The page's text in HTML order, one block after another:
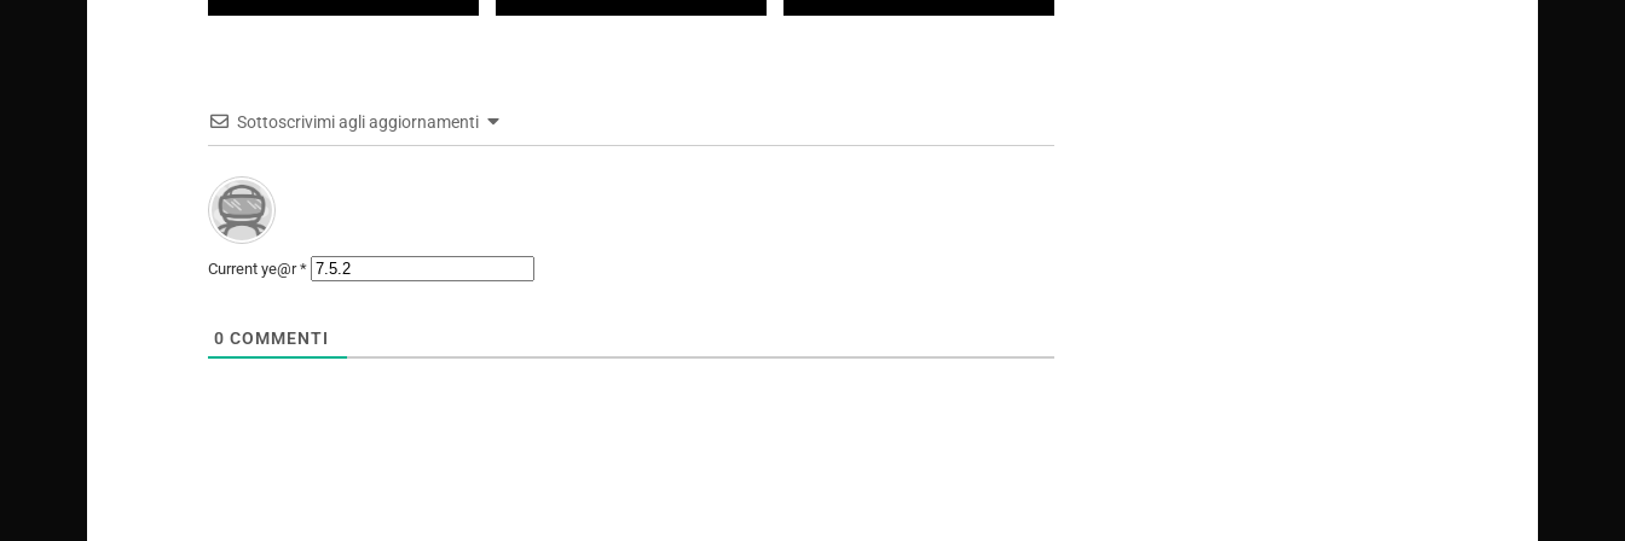
Sottoscrivimi agli aggiornamenti
Current ye@r*
0 COMMENTI